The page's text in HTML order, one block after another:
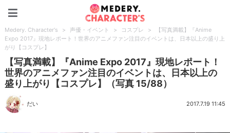
Medery. Character's > 声優・イベント > コスプレ >
【写真満載】『Anime
Expo 2017』現地レポート！世界のアニメファン注目のイベントは、日本以上の盛り上
がり【コスプレ】
【写真満載】『Anime Expo 2017』現地レポート！
世界のアニメファン注目のイベントは、日本以上の
盛り上がり【コスプレ】（写真 15/88）
だい 2017.7.19 11:45